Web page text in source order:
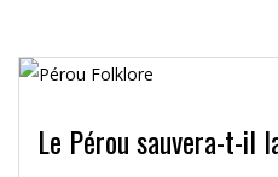
Le Pérou sauvera-t-il